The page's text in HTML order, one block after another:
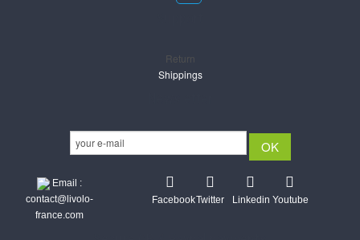
Return
Shippings
Email :
contact@livolo-
france.com
FacebookTwitter Linkedin Youtube